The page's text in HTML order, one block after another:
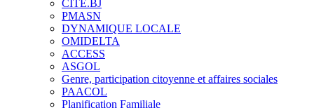
CITE.BJ
PMASN
DYNAMIQUE LOCALE
OMIDELTA
ACCESS
ASGOL
Genre, participation citoyenne et affaires sociales
PAACOL
Planification Familiale